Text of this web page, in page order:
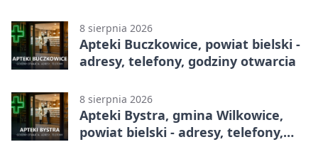
8 sierpnia 2026
Apteki Buczkowice, powiat bielski -
adresy, telefony, godziny otwarcia
8 sierpnia 2026
Apteki Bystra, gmina Wilkowice,
powiat bielski - adresy, telefony,